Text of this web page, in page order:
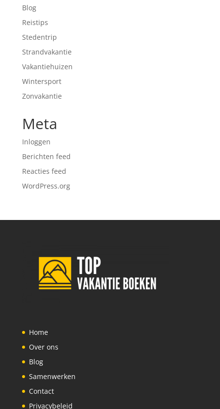
Blog
Reistips
Stedentrip
Strandvakantie
Vakantiehuizen
Wintersport
Zonvakantie
Meta
Inloggen
Berichten feed
Reacties feed
WordPress.org
Home
Over ons
Blog
Samenwerken
Contact
Privacybeleid